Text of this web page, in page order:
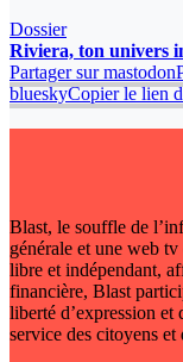
Dossier
Riviera, ton univers
Partager sur mastodon
blueskyCopier le lien
Blast, le souffle de
générale et une web
libre et indépendant,
financière, Blast
liberté d’expression et
service des citoyens et